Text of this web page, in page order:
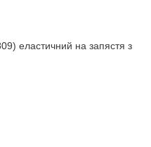
еластичний на запястя з